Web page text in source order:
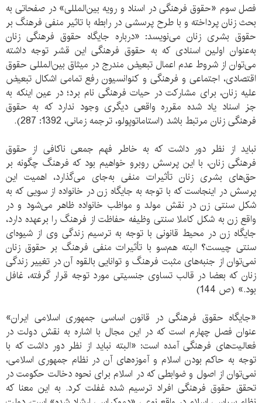
فصل سوم «حقوق فرهنگی در اسناد و رویه بین‌المللی» در صفحاتی به
بحث زنان پرداخته و با طرح پرسشی در رابطه با تاثیر منفی فرهنگ بر
حقوق بشری زنان می‌نویسد: «درباره جایگاه حقوق فرهنگی زنان
به‌عنوان اولین اسنادی که به حقوق فرهنگی این قشر توجه داشته
می‌توان از شروط عدم اعمال تبعیض مندرج در میثاق بین‌المللی حقوق
اقتصادی، اجتماعی و فرهنگی و کنوانسیون رفع تمامی اشکال تبعیض
علیه زنان، برای مشارکت در حیات فرهنگی نام برد؛ در عین اینکه به
جز اسناد یاد شده مقرره واقعی دیگری وجود ندارد که به حقوق
فرهنگی زنان مرتبط باشد (استاماتوپولو، ترجمه زمانی، 1392: 287).
نباید از نظر دور داشت که به خاطر فهم جمعی ناکافی از حقوق
فرهنگی زنان، با این پرسش روبرو خواهیم بود که فرهنگ چگونه بر
حق‌های بشری زنان تأثیرات منفی به‌جای می‌گذارد، اهمیت این
پرسش در اینجاست که با توجه به جایگاه زن در خانواده از سویی که به
شکل سنتی زن در نقش مولد و مواظب خانواده ظاهر می‌شود و در
واقع زن به شکل کاملا سنتی وظیفه حفاظت از فرهنگ را برعهده دارد،
جایگاه زن در محیط قانونی با توجه به ترسیم زندگی وی از شیوه‌ای
سنتی چیست؟ البته هم‌سو با تأثیرات منفی فرهنگ بر حقوق زنان
نمی‌توان از جنبه‌های مثبت فرهنگ و توانایی بالقوه آن در تغییر زندگی
زنان که بعضا در قالب تساوی جنسیتی مورد توجه قرار گرفته، غافل
بود.» (ص 144)
«جایگاه حقوق فرهنگی در قانون اساسی جمهوری اسلامی ایران»
عنوان فصل چهارم است که در این مجال با اشاره به نقش دولت در
فعالیت‌های فرهنگی آمده است: «البته نباید از نظر دور داشت که با
توجه به حاکم بودن اسلام و آموزه‌های آن در نظام جمهوری اسلامی،
نمی‌توان از اصول و ضوابطی که در اسلام برای نحوه دخالت حکومت در
تحقق حقوق فرهنگی افراد ترسیم شده غفلت کرد. به این معنا که